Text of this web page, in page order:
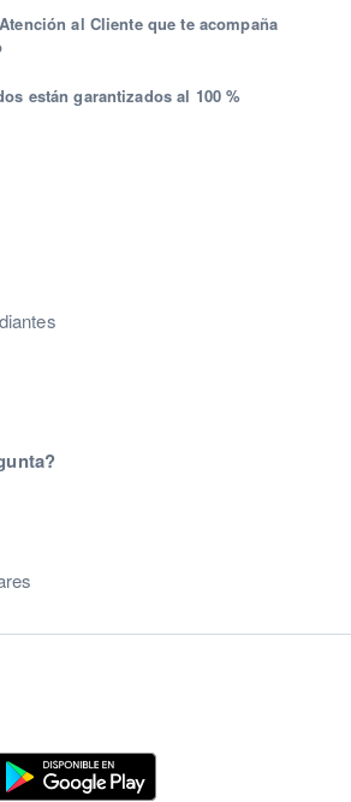
al Cliente que te acompaña
están garantizados al 100 %